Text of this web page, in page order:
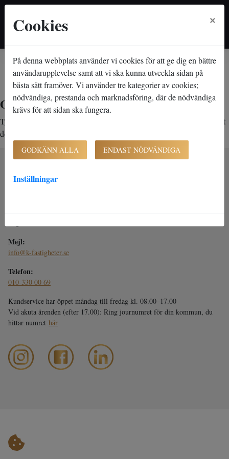
Hem Lediga lägenheter Objektsdetalj
Objektsdetalj
Objektet kan ej visas
Tyvärr kan inte objektet du efterfrågade visas. Det kan t.ex. bero på att
det inte längre finns tillgängligt att söka.
281 43 Hässleholm
Mejl:
info@k-fastigheter.se
Telefon:
010-330 00 69
Kundservice har öppet måndag till fredag kl. 08.00–17.00
Vid akuta ärenden (efter 17.00): Ring journumret för din kommun, du
hittar numret här
Cookies ×
På denna webbplats använder vi cookies för att ge dig en bättre
användarupplevelse samt att vi ska kunna utveckla sidan på
bästa sätt framöver. Vi använder tre kategorier av cookies;
nödvändiga, prestanda och marknadsföring, där de nödvändiga
krävs för att sidan ska fungera.
GODKÄNN ALLA ENDAST NÖDVÄNDIGA
Inställningar